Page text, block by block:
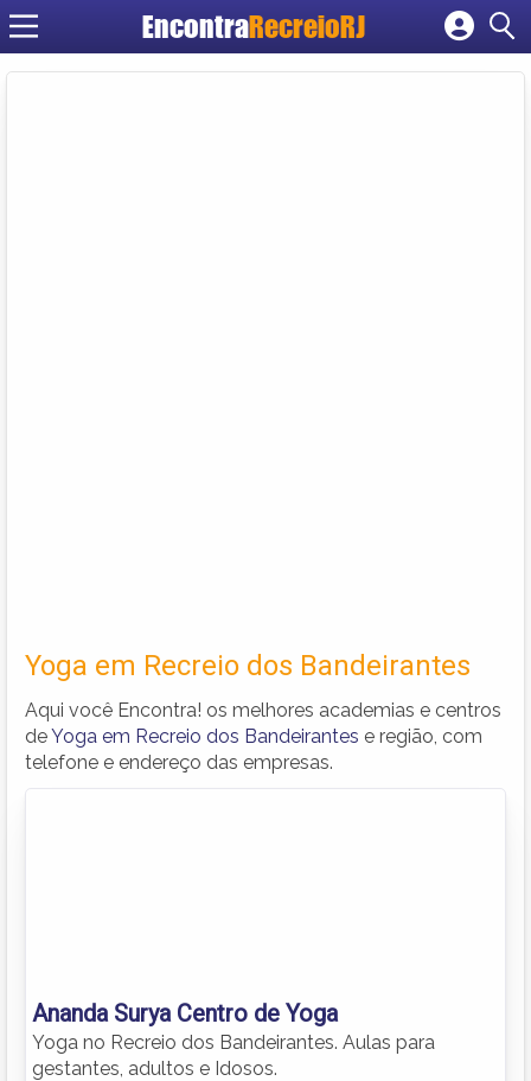
EncontraRecreioRJ
Cadastrar empresa
Yoga em Recreio dos Bandeirantes
Aqui você Encontra! os melhores academias e centros
deYoga em Recreio dos Bandeirantes e região, com
telefone e endereço das empresas.
Ananda Surya Centro de Yoga
Yoga no Recreio dos Bandeirantes. Aulas para
gestantes, adultos e Idosos.